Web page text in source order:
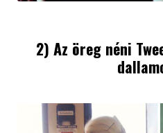
2) Az öreg néni